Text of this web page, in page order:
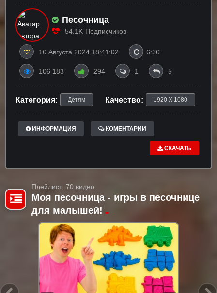
Песочница
54.1K Подписчиков
16 Августа 2024 18:41:02 6:36
106 183 294 1 5
Категория: Детям Качество: 1920 X 1080
ИНФОРМАЦИЯ КОМЕНТАРИИ
СКАЧАТЬ
Плейлист: 70 видео
Моя песочница - игры в песочнице
для малышей!